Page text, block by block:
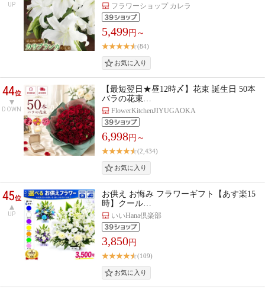
UP フラワーショップ カレラ
5,499円～
(84)
44位
DOWN
【最短翌日★昼12時〆】花束 誕生日 50本
バラの花束…
FlowerKitchenJIYUGAOKA
6,998円～
(2,434)
45位
UP
お供え お悔み フラワーギフト【あす楽15
時】クール…
いいHana倶楽部
3,850円
(109)